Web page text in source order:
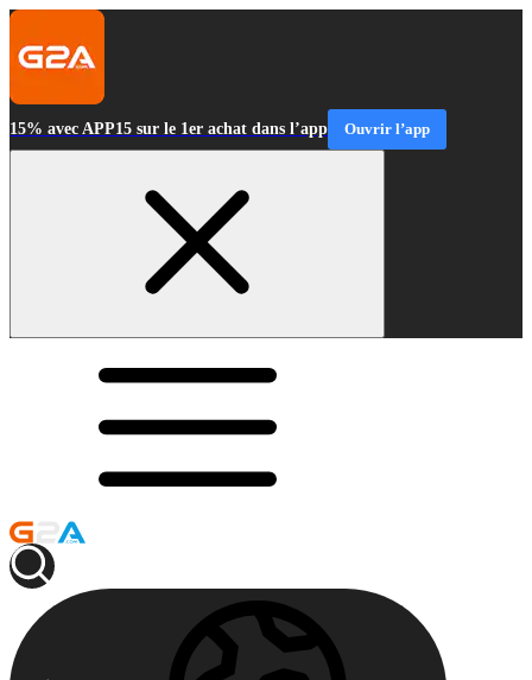
15% avec APP15 sur le 1er achat dans l’app Ouvrir l’app